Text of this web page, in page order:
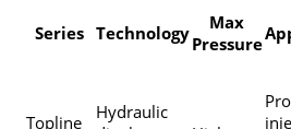
Series Technology
Max
Pressure
Topline
Hydraulic